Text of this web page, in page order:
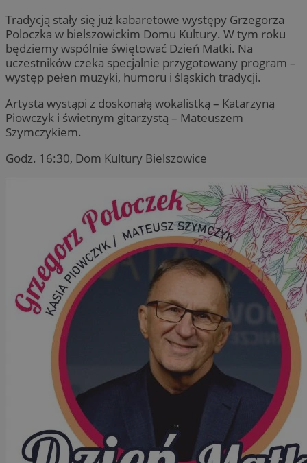
Tradycją stały się już kabaretowe występy Grzegorza
Poloczka w bielszowickim Domu Kultury. W tym roku
będziemy wspólnie świętować Dzień Matki. Na
uczestników czeka specjalnie przygotowany program –
występ pełen muzyki, humoru i śląskich tradycji.
Artysta wystąpi z doskonałą wokalistką – Katarzyną
Piowczyk i świetnym gitarzystą – Mateuszem
Szymczykiem.
Godz. 16:30, Dom Kultury Bielszowice